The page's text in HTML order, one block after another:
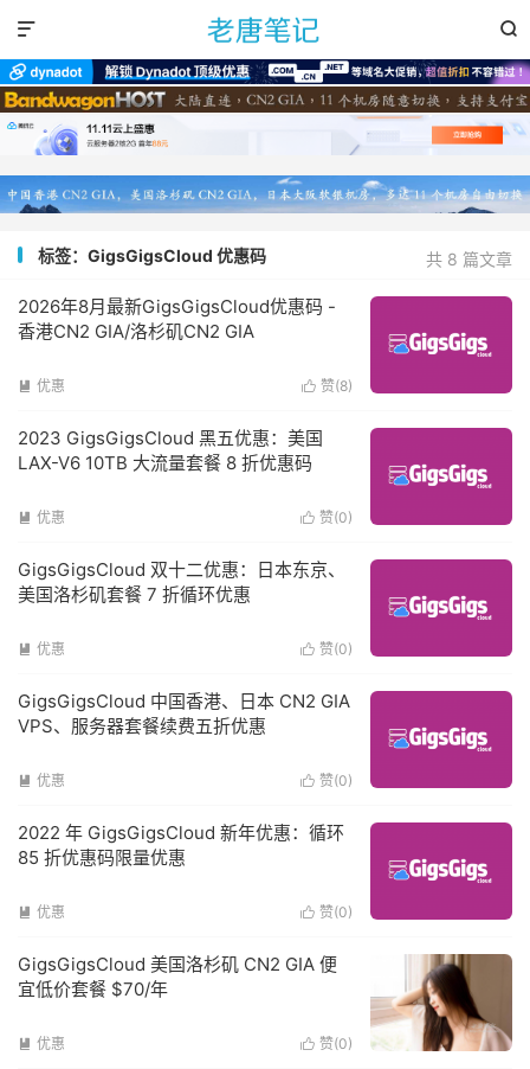


共 8 篇文章
标签：GigsGigsCloud 优惠码
2026年8月最新GigsGigsCloud优惠码 -
香港CN2 GIA/洛杉矶CN2 GIA
 赞(8)
 优惠
2023 GigsGigsCloud 黑五优惠：美国
LAX-V6 10TB 大流量套餐 8 折优惠码
 赞(0)
 优惠
GigsGigsCloud 双十二优惠：日本东京、
美国洛杉矶套餐 7 折循环优惠
 赞(0)
 优惠
GigsGigsCloud 中国香港、日本 CN2 GIA
VPS、服务器套餐续费五折优惠
 赞(0)
 优惠
2022 年 GigsGigsCloud 新年优惠：循环
85 折优惠码限量优惠
 赞(0)
 优惠
GigsGigsCloud 美国洛杉矶 CN2 GIA 便
宜低价套餐 $70/年
 赞(0)
 优惠